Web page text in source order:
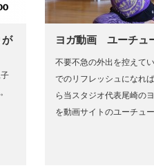
が
ヨガ動画 ユーチュ
不要不急の外出を控えて
でのリフレッシュになれ
ら当スタジオ代表尾崎の
を動画サイトのユーチュ